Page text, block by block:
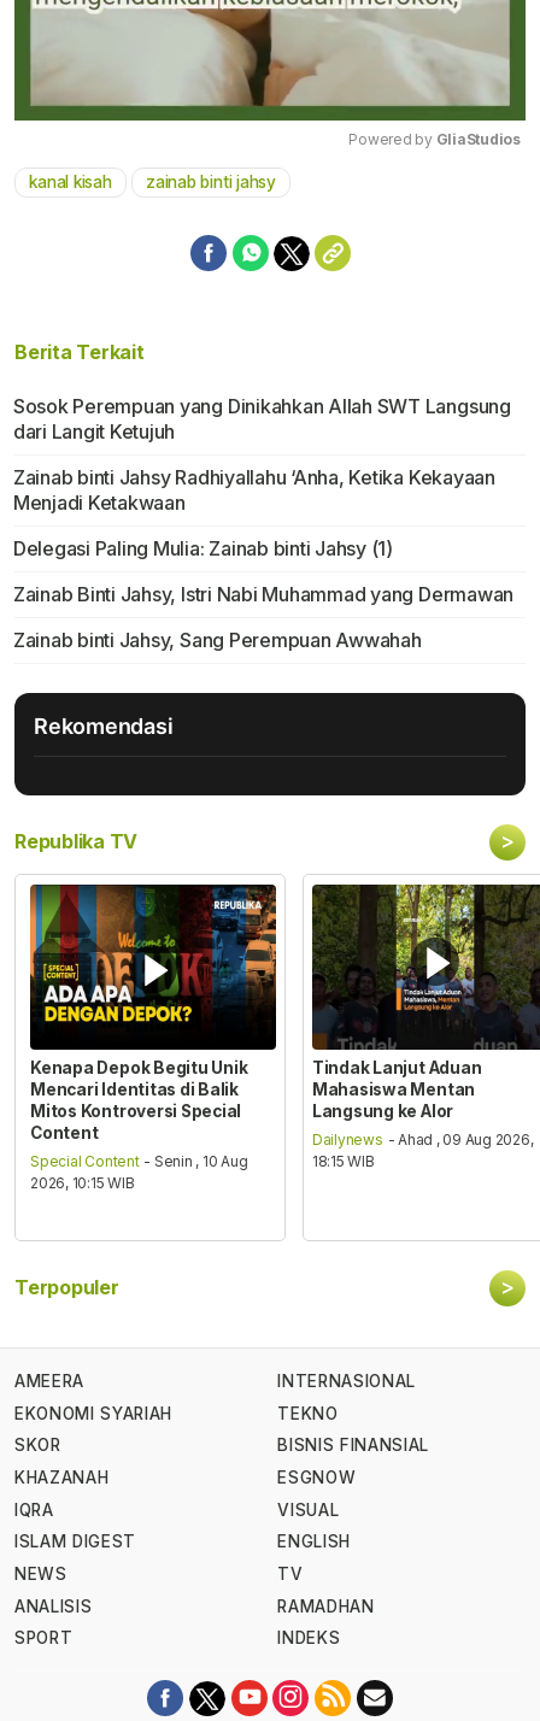
Powered by GliaStudios
kanal kisah zainab binti jahsy
Berita Terkait
Sosok Perempuan yang Dinikahkan Allah SWT Langsung
dari Langit Ketujuh
Zainab binti Jahsy Radhiyallahu ‘Anha, Ketika Kekayaan
Menjadi Ketakwaan
Delegasi Paling Mulia: Zainab binti Jahsy (1)
Zainab Binti Jahsy, Istri Nabi Muhammad yang Dermawan
Zainab binti Jahsy, Sang Perempuan Awwahah
Rekomendasi
Republika TV >
Kenapa Depok Begitu Unik
Mencari Identitas di Balik
Mitos Kontroversi Special
Content
Special Content - Senin , 10 Aug
2026, 10:15 WIB
Tindak Lanjut Aduan
Mahasiswa Mentan
Langsung ke Alor
Dailynews - Ahad , 09 Aug 2026,
18:15 WIB
Terpopuler >
AMEERA
EKONOMI SYARIAH
SKOR
KHAZANAH
IQRA
ISLAM DIGEST
NEWS
ANALISIS
SPORT
INTERNASIONAL
TEKNO
BISNIS FINANSIAL
ESGNOW
VISUAL
ENGLISH
TV
RAMADHAN
INDEKS